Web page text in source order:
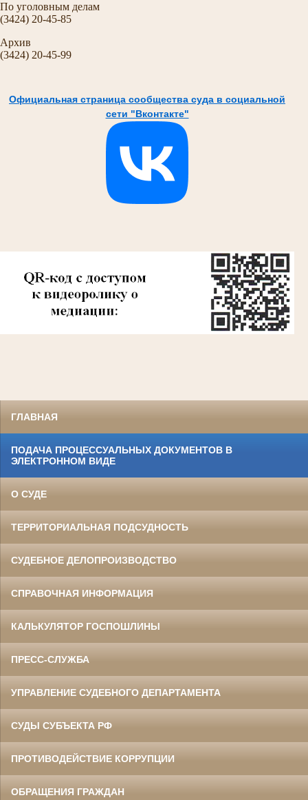
По уголовным делам
(3424) 20-45-85
Архив
(3424) 20-45-99
Официальная страница сообщества суда в социальной
сети "Вконтакте"
ГЛАВНАЯ
ПОДАЧА ПРОЦЕССУАЛЬНЫХ ДОКУМЕНТОВ В
ЭЛЕКТРОННОМ ВИДЕ
О СУДЕ
ТЕРРИТОРИАЛЬНАЯ ПОДСУДНОСТЬ
СУДЕБНОЕ ДЕЛОПРОИЗВОДСТВО
СПРАВОЧНАЯ ИНФОРМАЦИЯ
КАЛЬКУЛЯТОР ГОСПОШЛИНЫ
ПРЕСС-СЛУЖБА
УПРАВЛЕНИЕ СУДЕБНОГО ДЕПАРТАМЕНТА
СУДЫ СУБЪЕКТА РФ
ПРОТИВОДЕЙСТВИЕ КОРРУПЦИИ
ОБРАЩЕНИЯ ГРАЖДАН